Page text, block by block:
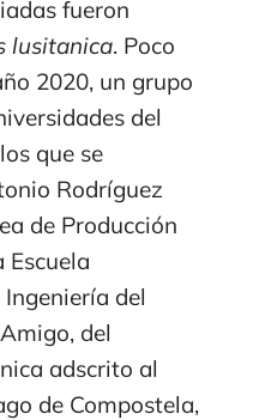
fueron
lusitanica. Poco
2020, un grupo
del
que se
Rodríguez
de Producción
Escuela
del
del
adscrito al
de Compostela,